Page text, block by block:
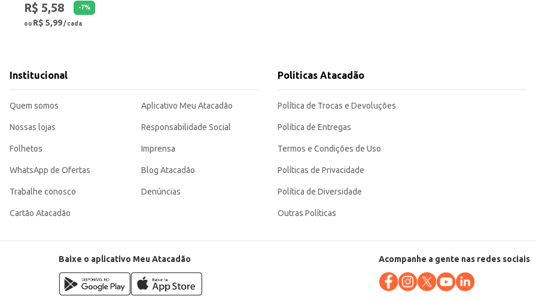
R$ 5,58 -7%
ou R$ 5,99/ cada
Institucional
Quem somos
Nossas lojas
Folhetos
WhatsApp de Ofertas
Trabalhe conosco
Cartão Atacadão
Aplicativo Meu Atacadão
Responsabilidade Social
Imprensa
Blog Atacadão
Denúncias
Políticas Atacadão
Política de Trocas e Devoluções
Política de Entregas
Termos e Condições de Uso
Políticas de Privacidade
Política de Diversidade
Outras Políticas
Baixe o aplicativo Meu Atacadão Acompanhe a gente nas redes sociais